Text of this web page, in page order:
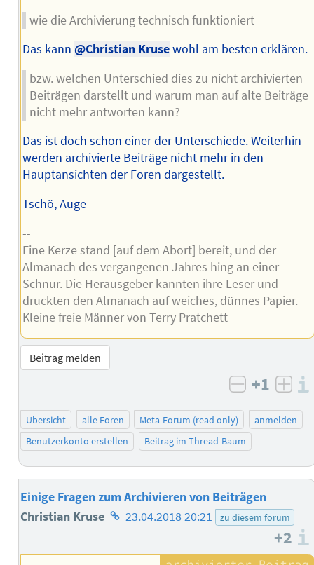
wie die Archivierung technisch funktioniert
Das kann @Christian Krusewohl am besten erklären.
bzw. welchen Unterschied dies zu nicht archivierten
Beiträgen darstellt und warum man auf alte Beiträge
nicht mehr antworten kann?
Das ist doch schon einer der Unterschiede. Weiterhin
werden archivierte Beiträge nicht mehr in den
Hauptansichten der Foren dargestellt.
Tschö, Auge
--
Eine Kerze stand [auf dem Abort] bereit, und der
Almanach des vergangenen Jahres hing an einer
Schnur. Die Herausgeber kannten ihre Leser und
druckten den Almanach auf weiches, dünnes Papier.
Kleine freie Männer von Terry Pratchett
Beitrag melden
negativ
+1
Übersicht alle Foren Meta-Forum (read only)
anmelden
Benutzerkonto erstellen
Beitrag im Thread-Baum
Einige Fragen zum Archivieren von Beiträgen
Christian Kruse Homepage
Autors
23.04.2018 20:21 zu diesem forum
+2